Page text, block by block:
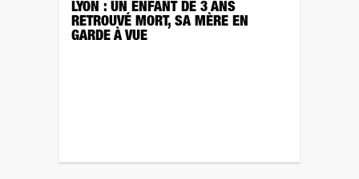
LYON : UN ENFANT DE 3 ANS
RETROUVÉ MORT, SA MÈRE EN
GARDE À VUE